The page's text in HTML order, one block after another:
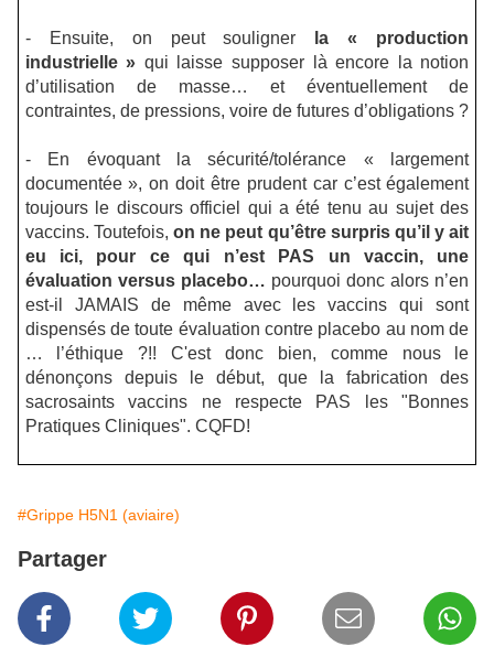
- Ensuite, on peut souligner
la « production
industrielle » qui laisse supposer là encore la notion
d’utilisation de masse… et éventuellement de
contraintes, de pressions, voire de futures d’obligations ?
- En évoquant la sécurité/tolérance « largement
documentée », on doit être prudent car c’est également
toujours le discours officiel qui a été tenu au sujet des
vaccins. Toutefois,on ne peut qu’être surpris qu’il y ait
eu ici, pour ce qui n’est PAS un vaccin, une
évaluation versus placebo… pourquoi donc alors n’en
est-il JAMAIS de même avec les vaccins qui sont
dispensés de toute évaluation contre placebo au nom de
… l’éthique ?!! C'est donc bien, comme nous le
dénonçons depuis le début, que la fabrication des
sacrosaints vaccins ne respecte PAS les "Bonnes
Pratiques Cliniques". CQFD!
#Grippe H5N1 (aviaire)
Partager